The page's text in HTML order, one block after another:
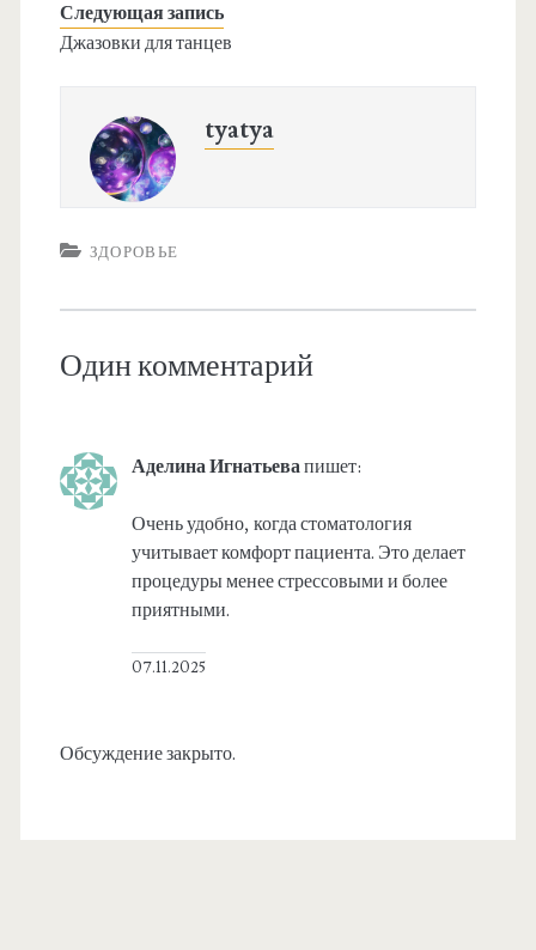
Следующая запись
Джазовки для танцев
tyatya
ЗДОРОВЬЕ
Один комментарий
Аделина Игнатьевапишет:
Очень удобно, когда стоматология
учитывает комфорт пациента. Это делает
процедуры менее стрессовыми и более
приятными.
07.11.2025
Обсуждение закрыто.